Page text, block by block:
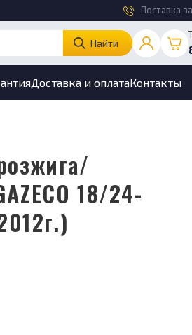
Поставка
Найти
Доставка и оплатаКонтакты
18/24-